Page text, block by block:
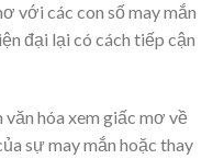
với các con số may mắn
đại lại có cách tiếp cận
văn hóa xem giấc mơ về
sự may mắn hoặc thay